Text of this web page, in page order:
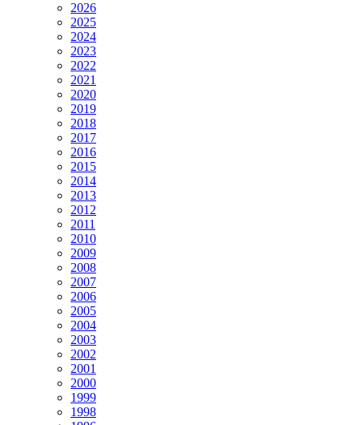
2026
2025
2024
2023
2022
2021
2020
2019
2018
2017
2016
2015
2014
2013
2012
2011
2010
2009
2008
2007
2006
2005
2004
2003
2002
2001
2000
1999
1998